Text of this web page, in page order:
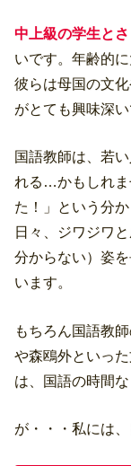
中上級の学生と
いです。年齢的
彼らは母国の文
がとても興味深い
国語教師は、若
れる…かもしれま
た！」という分
日々、ジワジワ
分からない）姿
います。
もちろん国語教
や森鴎外といっ
は、国語の時間
が・・・私には